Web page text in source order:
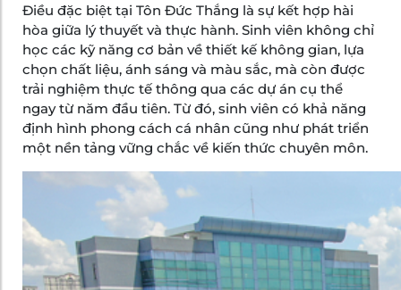
Điều đặc biệt tại Tôn Đức Thắng là sự kết hợp hài
hòa giữa lý thuyết và thực hành. Sinh viên không chỉ
học các kỹ năng cơ bản về thiết kế không gian, lựa
chọn chất liệu, ánh sáng và màu sắc, mà còn được
trải nghiệm thực tế thông qua các dự án cụ thể
ngay từ năm đầu tiên. Từ đó, sinh viên có khả năng
định hình phong cách cá nhân cũng như phát triển
một nền tảng vững chắc về kiến thức chuyên môn.